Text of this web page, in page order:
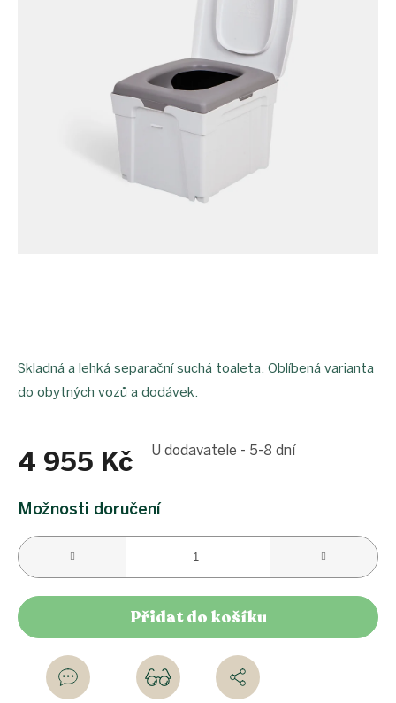
4 955 Kč
cena:
U dodavatele - 5-8 dní
Možnosti doručení
Přidat do košíku
Skladná a lehká separační suchá toaleta. Oblíbená varianta
do obytných vozů a dodávek.